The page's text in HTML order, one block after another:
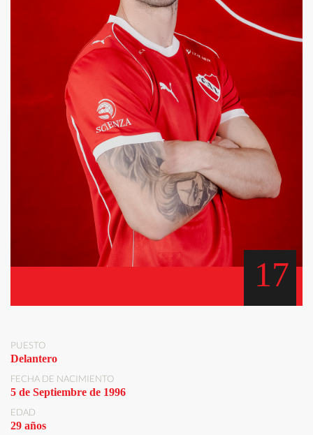
17
PUESTO
Delantero
FECHA DE NACIMIENTO
5 de Septiembre de 1996
EDAD
29 años